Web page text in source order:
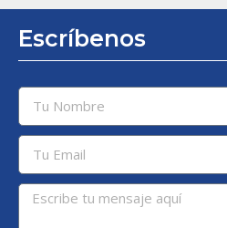
Escríbenos